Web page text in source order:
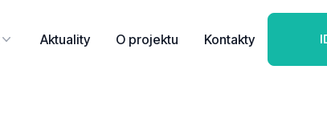
Aktuality O projektu Kontakty